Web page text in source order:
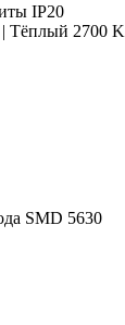
IP20
| Тёплый 2700 K
SMD 5630